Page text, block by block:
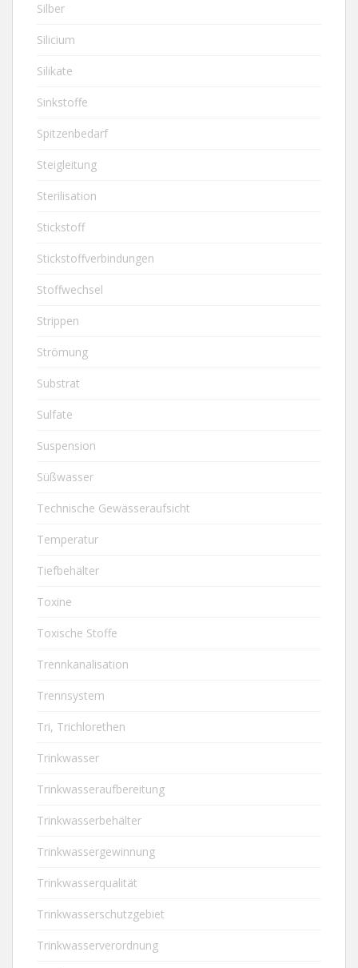
Silber
Silicium
Silikate
Sinkstoffe
Spitzenbedarf
Steigleitung
Sterilisation
Stickstoff
Stickstoffverbindungen
Stoffwechsel
Strippen
Strömung
Substrat
Sulfate
Suspension
Süßwasser
Technische Gewässeraufsicht
Temperatur
Tiefbehälter
Toxine
Toxische Stoffe
Trennkanalisation
Trennsystem
Tri, Trichlorethen
Trinkwasser
Trinkwasseraufbereitung
Trinkwasserbehälter
Trinkwassergewinnung
Trinkwasserqualität
Trinkwasserschutzgebiet
Trinkwasserverordnung